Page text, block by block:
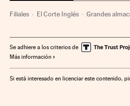
Filiales El Corte Inglés Grandes
Establecimientos comerciales
Se adhiere a los criterios de
Más información
Si está interesado en licenciar este contenido,